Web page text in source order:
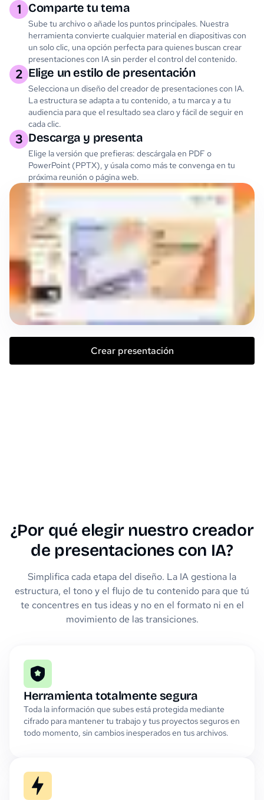
1 Comparte tu tema
Sube tu archivo o añade los puntos principales. Nuestra
herramienta convierte cualquier material en diapositivas con
un solo clic, una opción perfecta para quienes buscan crear
presentaciones con IA sin perder el control del contenido.
2 Elige un estilo de presentación
Selecciona un diseño del creador de presentaciones con IA.
La estructura se adapta a tu contenido, a tu marca y a tu
audiencia para que el resultado sea claro y fácil de seguir en
cada clic.
3 Descarga y presenta
Elige la versión que prefieras: descárgala en PDF o
PowerPoint (PPTX), y úsala como más te convenga en tu
próxima reunión o página web.
Crear presentación
¿Por qué elegir nuestro creador
de presentaciones con IA?
Simplifica cada etapa del diseño. La IA gestiona la
estructura, el tono y el flujo de tu contenido para que tú
te concentres en tus ideas y no en el formato ni en el
movimiento de las transiciones.
Herramienta totalmente segura
Toda la información que subes está protegida mediante
cifrado para mantener tu trabajo y tus proyectos seguros en
todo momento, sin cambios inesperados en tus archivos.